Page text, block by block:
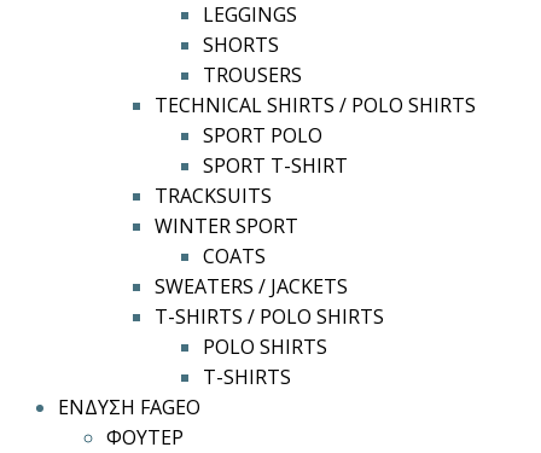
LEGGINGS
SHORTS
TROUSERS
TECHNICAL SHIRTS / POLO SHIRTS
SPORT POLO
SPORT T-SHIRT
TRACKSUITS
WINTER SPORT
COATS
SWEATERS / JACKETS
T-SHIRTS / POLO SHIRTS
POLO SHIRTS
T-SHIRTS
ΕΝΔΥΣΗ FAGEO
ΦΟΥΤΕΡ